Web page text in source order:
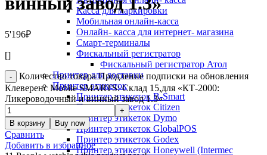
Касса для маркировки
Мобильная онлайн-касса
Онлайн- касса для интернет- магазина
Смарт-терминалы
Фискальный регистратор
Фискальный регистратор Атол
Принтер для доставки
Принтер этикеток
Принтер этикеток B-Smart
Принтер этикеток Citizen
Принтер этикеток Dymo
Принтер этикеток GlobalPOS
Принтер этикеток Godex
Принтер этикеток Honeywell (Intermec
5'196₽
[]
Количество товара Продление подписки на обновления
Клеверенс Mobile SMARTS: Склад 15,для «КТ-2000:
Ликероводочный и винный завод 1.3»
В корзину Buy now
Сравнить
Добавить в избранное